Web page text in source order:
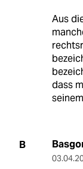
Aus
dass
B